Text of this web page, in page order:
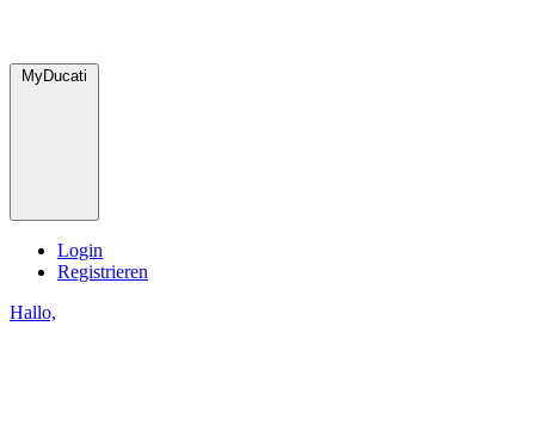
MyDucati
Login
Registrieren
Hallo,